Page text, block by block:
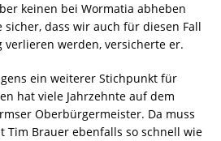
keinen bei Wormatia abheben
sicher, dass wir auch für diesen Fall
werden, versicherte er.
ein weiterer Stichpunkt für
hat viele Jahrzehnte auf dem
Oberbürgermeister. Da muss
Tim Brauer ebenfalls so schnell wie